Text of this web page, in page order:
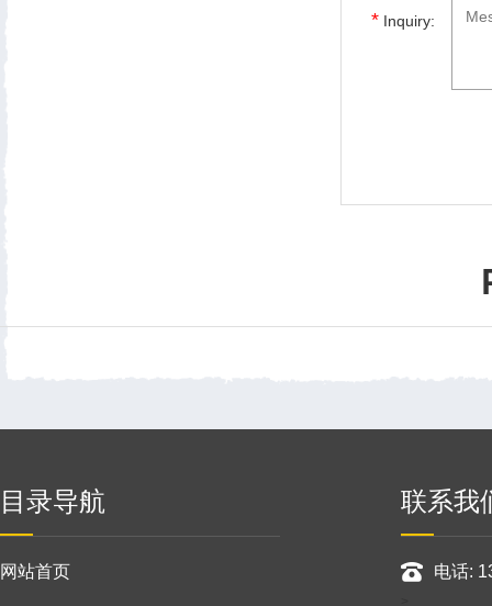
* Inquiry:
目录导航
网站首页
联系我
电话: